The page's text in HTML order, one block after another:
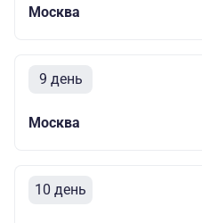
Москва
9 день
Москва
10 день